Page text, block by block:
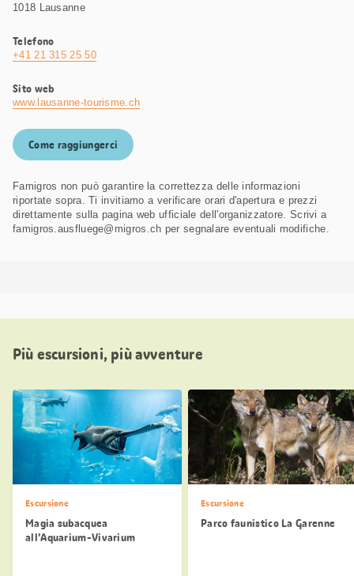
1018 Lausanne
Telefono
+41 21 315 25 50
Sito web
www.lausanne-tourisme.ch
Come raggiungerci
Famigros non può garantire la correttezza delle informazioni
riportate sopra. Ti invitiamo a verificare orari d'apertura e prezzi
direttamente sulla pagina web ufficiale dell'organizzatore. Scrivi a
famigros.ausfluege@migros.ch per segnalare eventuali modifiche.
Più escursioni, più avventure
Escursione
Magia subacquea
all’Aquarium-Vivarium
Escursione
Parco faunistico La Garenne